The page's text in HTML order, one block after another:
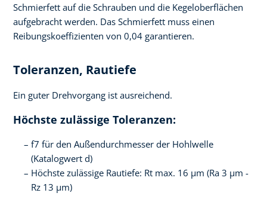
Schmierfett auf die Schrauben und die Kegeloberflächen
aufgebracht werden. Das Schmierfett muss einen
Reibungskoeffizienten von 0,04 garantieren.
Toleranzen, Rautiefe
Ein guter Drehvorgang ist ausreichend.
Höchste zulässige Toleranzen:
f7 für den Außendurchmesser der Hohlwelle
(Katalogwert d)
Höchste zulässige Rautiefe: Rt max. 16 µm (Ra 3 µm -
Rz 13 µm)